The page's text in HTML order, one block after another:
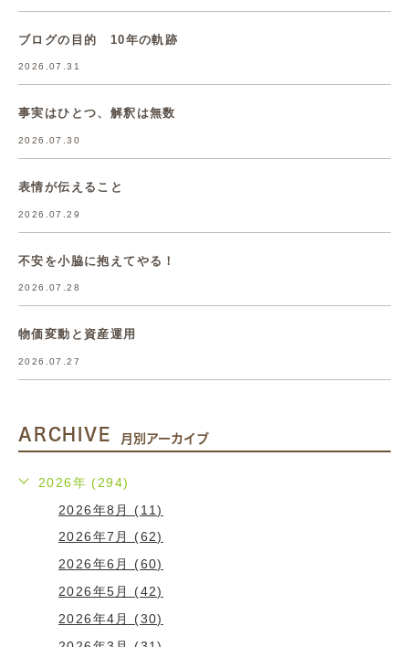
ブログの目的 10年の軌跡
2026.07.31
事実はひとつ、解釈は無数
2026.07.30
表情が伝えること
2026.07.29
不安を小脇に抱えてやる！
2026.07.28
物価変動と資産運用
2026.07.27
ARCHIVE 月別アーカイブ
2026年 (294)
2026年8月 (11)
2026年7月 (62)
2026年6月 (60)
2026年5月 (42)
2026年4月 (30)